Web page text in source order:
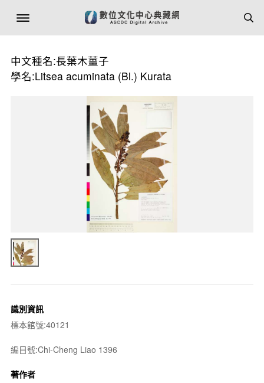
中文種名:長葉木薑子
學名:Litsea acuminata (Bl.) Kurata
識別資訊
標本館號:40121
編目號:Chi-Cheng Liao 1396
著作者